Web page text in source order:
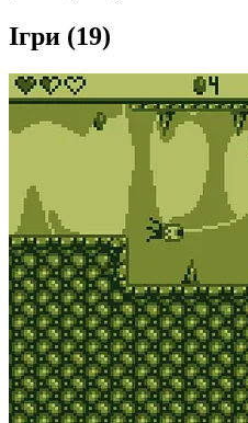
Ігри (19)